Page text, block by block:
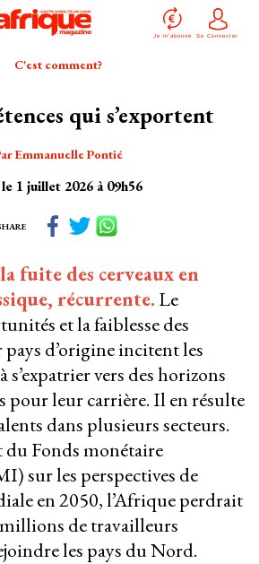
Je m'abonne Se Connecter
C'est comment?
qui s’exportent
Emmanuelle Pontié
1 juillet 2026 à 09h56
fuite des cerveaux en
récurrente. Le
et la faiblesse des
pays d’origine incitent les
s’expatrier vers des horizons
pour leur carrière. Il en résulte
dans plusieurs secteurs.
Fonds monétaire
sur les perspectives de
en 2050, l’Afrique perdrait
de travailleurs
les pays du Nord.